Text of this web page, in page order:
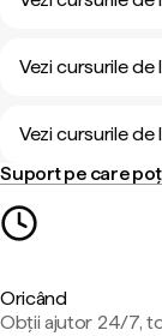
Vezi cursurile de
Vezi cursurile de
Suport pe care
Oricând
Obții ajutor 24/7,